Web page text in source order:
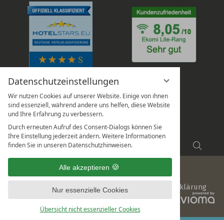
Datenschutzeinstellungen
Wir nutzen Cookies auf unserer Website. Einige von ihnen
sind essenziell, während andere uns helfen, diese Website
und Ihre Erfahrung zu verbessern.
Durch erneuten Aufruf des Consent-Dialogs können Sie
Ihre Einstellung jederzeit ändern. Weitere Informationen
finden Sie in unseren Datenschutzhinweisen.
Alle akzeptieren
Nur essenzielle Cookies
Übersicht nicht essenzieller Cookies
Suchbegriff
ImpressumDatenschutzDatenschutzeinstellungen
HinweisgeberschutzBarrierefreiheitserklärung